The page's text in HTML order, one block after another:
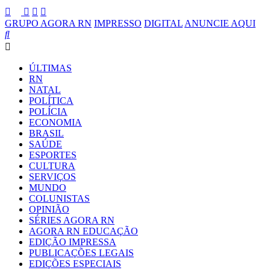
GRUPO AGORA RN IMPRESSO DIGITAL ANUNCIE AQUI
ÚLTIMAS
RN
NATAL
POLÍTICA
POLÍCIA
ECONOMIA
BRASIL
SAÚDE
ESPORTES
CULTURA
SERVIÇOS
MUNDO
COLUNISTAS
OPINIÃO
SÉRIES AGORA RN
AGORA RN EDUCAÇÃO
EDIÇÃO IMPRESSA
PUBLICAÇÕES LEGAIS
EDIÇÕES ESPECIAIS